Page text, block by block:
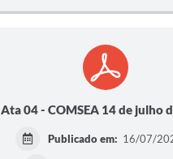
Ata 04 - COMSEA 14 de julho
Publicado em: 16/07/